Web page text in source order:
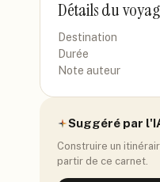
Détails du
Destination
Durée
Note auteur
Suggéré par
Construire un
partir de ce carnet.